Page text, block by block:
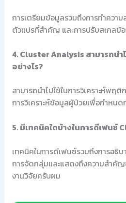
การเตรียมข้อมูลรวมถึงการทำความ
ตัวแปรที่สำคัญ และการปรับสเกลข้
4. Cluster Analysis สามารถนำ
อย่างไร?
สามารถนำไปใช้ในการวิเคราะห์พฤ
การวิเคราะห์ข้อมูลผู้ป่วยเพื่อกำหน
5. มีเทคนิคใดบ้างในการดีเฟนซ์
เทคนิคในการดีเฟนซ์รวมถึงการอธิบ
การจัดกลุ่มและแสดงถึงความสำคัญ
งานวิจัยครับผม